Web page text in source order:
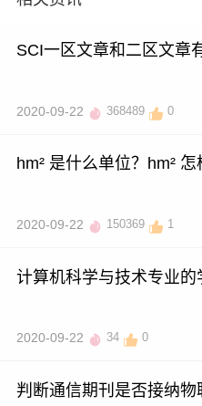
SCI一区文章和二区文章
2020-09-22 368489 0
hm² 是什么单位？hm² 怎
2020-09-22 150369 1
计算机科学与技术专业
2020-09-22 34 0
判断通信期刊是否接纳